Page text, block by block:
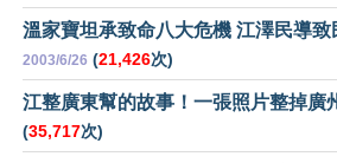
溫家寶坦承致命八大危機 江澤民導致
2003/6/26 (21,426次)
江整廣東幫的故事！一張照片整掉廣
(35,717次)